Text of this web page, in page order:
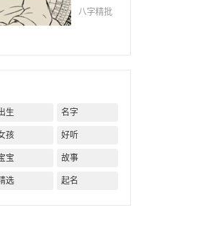
查看！
平阴阳
八字精批
生 名字
孩 好听
宝 故事
选 起名